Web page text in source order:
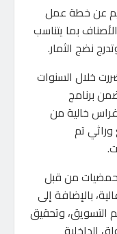
عن خطة عمل
بما يتناسب
نضج الثمار.
خلال السنوات
برنامج
غراس خالية من
تم
من قبل
بالإضافة إلى
التسويق، وتحقيق